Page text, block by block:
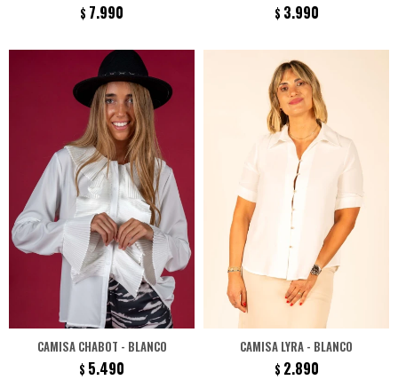
$ 7.990 $ 3.990
CAMISA CHABOT - BLANCO
$ 5.490
CAMISA LYRA - BLANCO
$ 2.890